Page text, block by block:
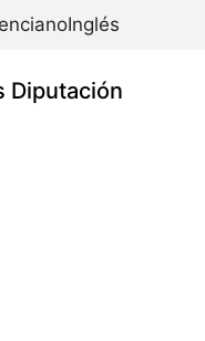
Inglés
Diputación